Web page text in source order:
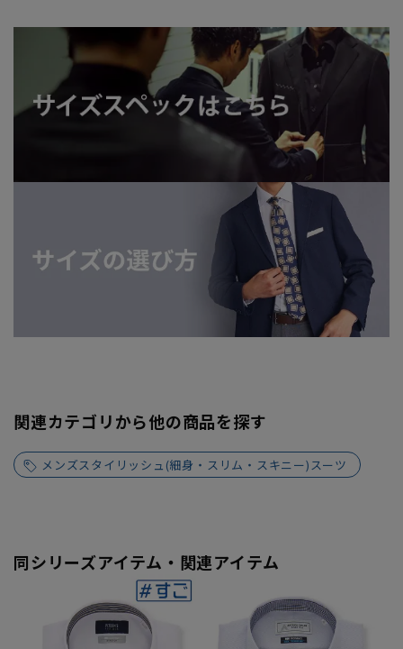
関連カテゴリから他の商品を探す
メンズスタイリッシュ(細身・スリム・スキニー)スーツ
同シリーズアイテム・関連アイテム